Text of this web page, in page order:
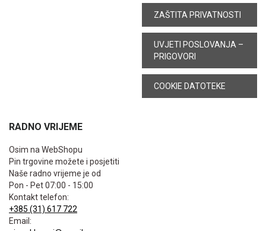
ZAŠTITA PRIVATNOSTI
UVJETI POSLOVANJA –
PRIGOVORI
COOKIE DATOTEKE
RADNO VRIJEME
Osim na WebShopu
Pin trgovine možete i posjetiti
Naše radno vrijeme je od
Pon - Pet 07:00 - 15:00
Kontakt telefon:
+385 (31) 617 722
Email: